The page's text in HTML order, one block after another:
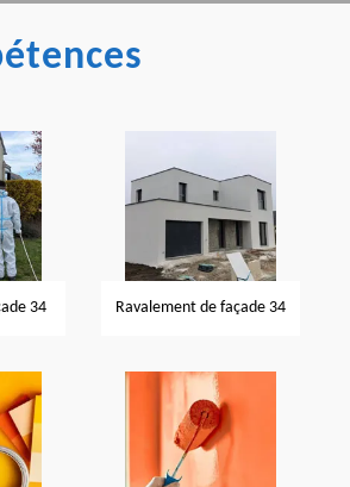
34 Ravalement de façade 34